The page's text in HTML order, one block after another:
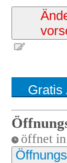
Gratis
öffnet